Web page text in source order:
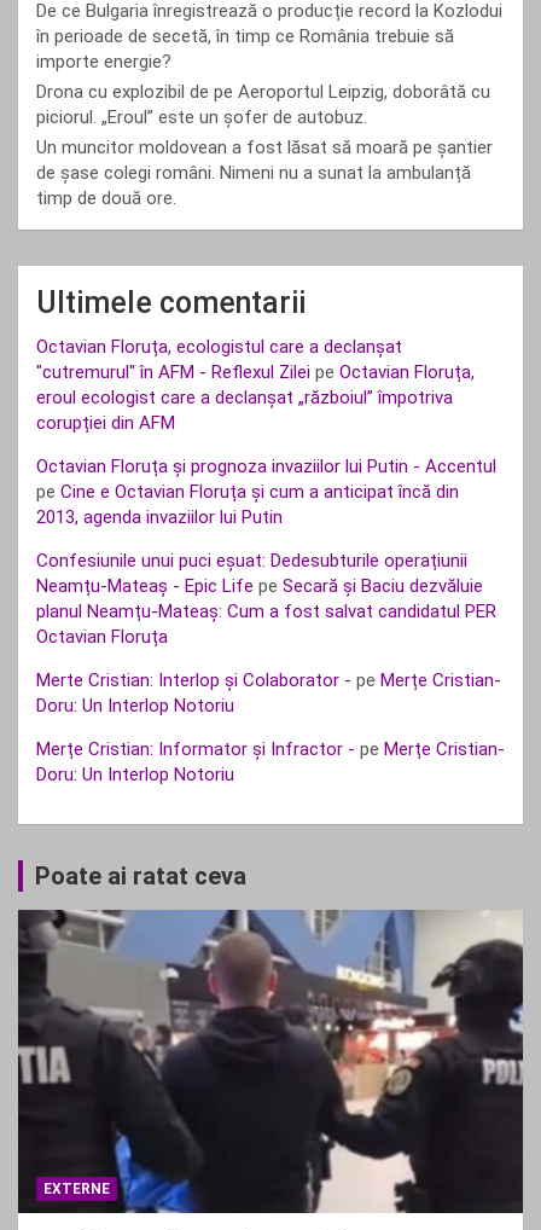
De ce Bulgaria înregistrează o producție record la Kozlodui
în perioade de secetă, în timp ce România trebuie să
importe energie?
Drona cu explozibil de pe Aeroportul Leipzig, doborâtă cu
piciorul. „Eroul” este un șofer de autobuz.
Un muncitor moldovean a fost lăsat să moară pe șantier
de șase colegi români. Nimeni nu a sunat la ambulanță
timp de două ore.
Ultimele comentarii
Octavian Floruța, ecologistul care a declanșat
"cutremurul" în AFM - Reflexul Zilei pe Octavian Floruța,
eroul ecologist care a declanșat „războiul” împotriva
corupției din AFM
Octavian Floruța și prognoza invaziilor lui Putin - Accentul
pe Cine e Octavian Floruța și cum a anticipat încă din
2013, agenda invaziilor lui Putin
Confesiunile unui puci eșuat: Dedesubturile operațiunii
Neamțu-Mateaș - Epic Life pe Secară și Baciu dezvăluie
planul Neamțu-Mateaș: Cum a fost salvat candidatul PER
Octavian Floruța
Merte Cristian: Interlop și Colaborator - pe Merțe Cristian-
Doru: Un Interlop Notoriu
Merțe Cristian: Informator și Infractor - pe Merțe Cristian-
Doru: Un Interlop Notoriu
Poate ai ratat ceva
EXTERNE